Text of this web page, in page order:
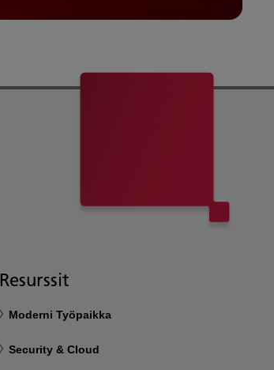
Resurssit
Moderni Työpaikka
Security & Cloud